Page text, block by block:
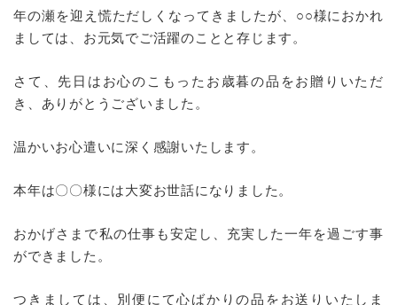
年の瀬を迎え慌ただしくなってきましたが、○○様におかれ
ましては、お元気でご活躍のことと存じます。
さて、先日はお心のこもったお歳暮の品をお贈りいただ
き、ありがとうございました。
温かいお心遣いに深く感謝いたします。
本年は〇〇様には大変お世話になりました。
おかげさまで私の仕事も安定し、充実した一年を過ごす事
ができました。
つきましては、別便にて心ばかりの品をお送りいたしま